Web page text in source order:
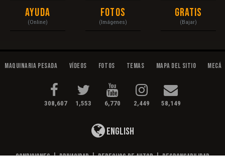
Ayuda
(Online)
Fotos
(Imágenes)
Gratis
(Bajar)
Maquinaria Pesada Vídeos Fotos Temas Mapa del Sitio
308,607 1,553 6,770 2,449 58,149
English